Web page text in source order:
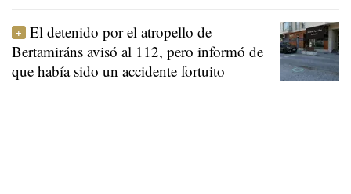
El detenido por el atropello de
Bertamiráns avisó al 112, pero informó de
que había sido un accidente fortuito